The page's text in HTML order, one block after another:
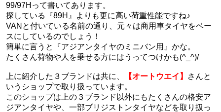
99/97Hって書いてあります。
探している『89H』よりも更に高い荷重性能ですね♪
VANと付いている名前の通り、元々は商用車タイヤをベー
スにしているのでしょう！
簡単に言うと『アジアンタイヤのミニバン用』かな。
たくさん荷物や人を乗せる方にはうってつけかも(^_^)/
上に紹介した３ブランドは共に、 【オートウエイ】
さんと
いうショップで取り扱っています。
このショップは上の３ブランド以外にもたくさんの格安ア
ジアンタイヤや、一部ブリジストンタイヤなどを取り扱っ